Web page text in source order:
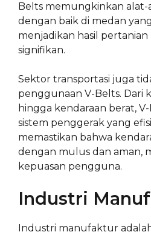
Belts memungkinkan alat-
dengan baik di medan
menjadikan hasil
signifikan.
Sektor transportasi juga
penggunaan V-Belts. Dari
hingga kendaraan berat,
sistem penggerak yang
memastikan bahwa
dengan mulus dan aman,
kepuasan pengguna.
Industri
Industri manufaktur